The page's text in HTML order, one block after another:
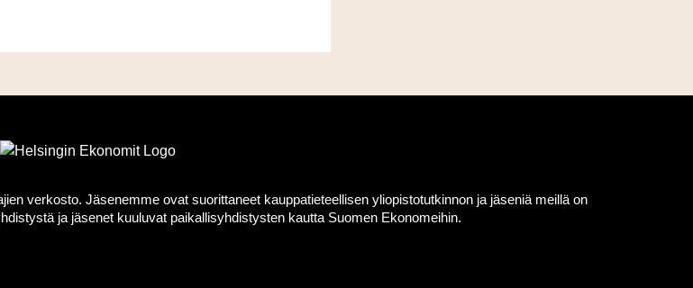
verkosto. Jäsenemme ovat suorittaneet kauppatieteellisen yliopistotutkinnon ja jäseniä meillä on
ja jäsenet kuuluvat paikallisyhdistysten kautta Suomen Ekonomeihin.